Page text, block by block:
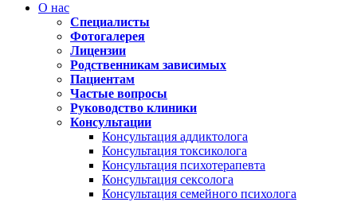
О нас
Специалисты
Фотогалерея
Лицензии
Родственникам зависимых
Пациентам
Частые вопросы
Руководство клиники
Консультации
Консультация аддиктолога
Консультация токсиколога
Консультация психотерапевта
Консультация сексолога
Консультация семейного психолога